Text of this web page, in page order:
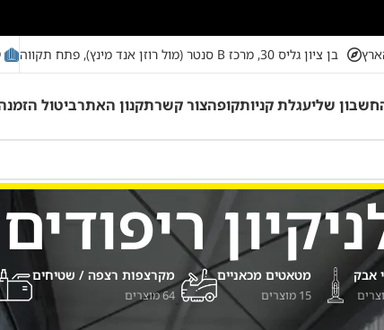
בן ציון גליס 30, מרכז B סנטר (מול רוזן אנד מינץ), פתח תקווה
שליעגלת קניותקופהצור קשרתקנון האתרביטול
אבק מטאטים מכאניים
15 מוצרים
מקרצפות רצפה / שטיחים
64 מוצרים
Karcher
תוכלו לבצע ניקוי עמוד ויסודי של ריפודים,